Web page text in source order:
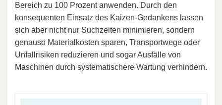
Bereich zu 100 Prozent anwenden. Durch den
konsequenten Einsatz des Kaizen-Gedankens lassen
sich aber nicht nur Suchzeiten minimieren, sondern
genauso Materialkosten sparen, Transportwege oder
Unfallrisiken reduzieren und sogar Ausfälle von
Maschinen durch systematischere Wartung verhindern.